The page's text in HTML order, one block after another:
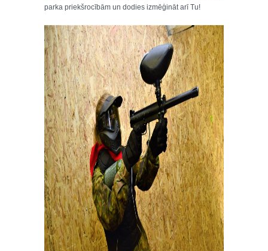
parka priekšrocībām un dodies izmēģināt arī Tu!